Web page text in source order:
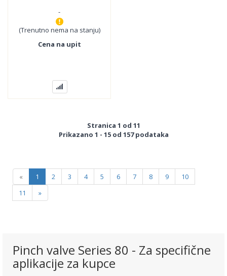
najboljom jednostavnošću
-
(Trenutno nema na stanju)
Cena na upit
Stranica 1 od 11
Prikazano 1 - 15 od 157 podataka
« 1 2 3 4 5 6 7 8 9
10
11
»
Pinch valve Series 80 - Za specifične
aplikacije za kupce